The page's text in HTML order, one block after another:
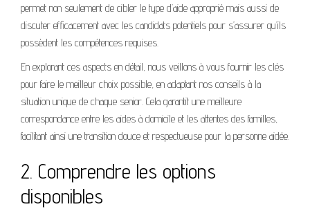
permet non seulement de cibler le type d’aide approprié mais aussi de
discuter efficacement avec les candidats potentiels pour s’assurer qu’ils
possèdent les compétences requises.
En explorant ces aspects en détail, nous veillons à vous fournir les clés
pour faire le meilleur choix possible, en adaptant nos conseils à la
situation unique de chaque senior. Cela garantit une meilleure
correspondance entre les aides à domicile et les attentes des familles,
facilitant ainsi une transition douce et respectueuse pour la personne aidée.
2. Comprendre les options
disponibles